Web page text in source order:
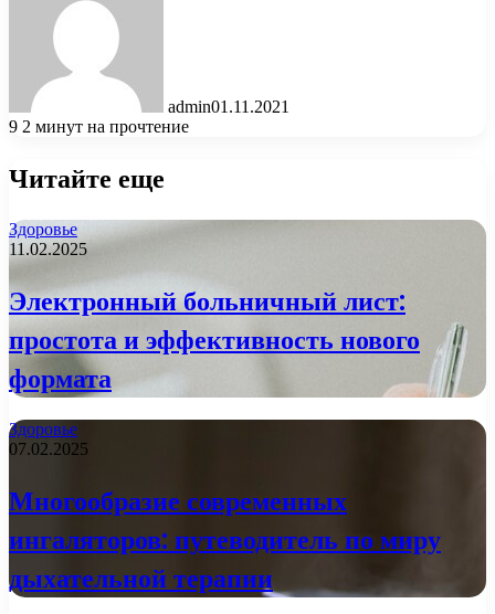
admin01.11.2021
9 2 минут на прочтение
Читайте еще
Здоровье
11.02.2025
Электронный больничный лист:
простота и эффективность нового
формата
Здоровье
07.02.2025
Многообразие современных
ингаляторов: путеводитель по миру
дыхательной терапии